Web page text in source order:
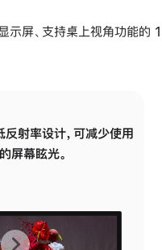
屏、支持桌上视角功能的
射率设计，可减少使用
屏幕眩光。
上
下